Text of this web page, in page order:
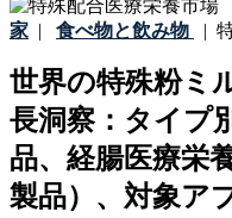
家 | 食べ物と飲み物 |
世界の特殊粉ミ
長洞察：タイプ
品、経腸医療栄
製品）、対象ア